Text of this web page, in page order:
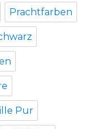
Prachtfarben
Pur